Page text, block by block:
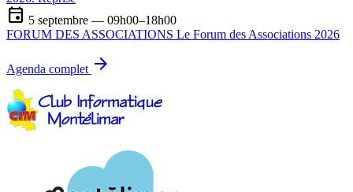
event 5 septembre — 09h00–18h00
FORUM DES ASSOCIATIONS Le Forum des Associations 2026
Agenda complet arrow_forward